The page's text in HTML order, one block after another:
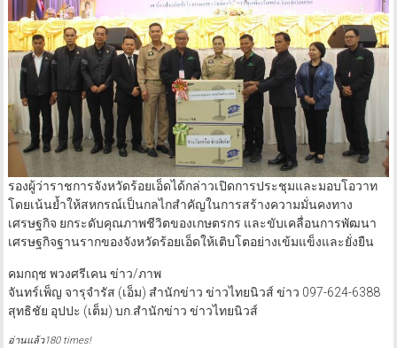
รองผู้ว่าราชการจังหวัดร้อยเอ็ดได้กล่าวเปิดการประชุมและมอบโอวาท
โดยเน้นย้ำให้สหกรณ์เป็นกลไกสำคัญในการสร้างความมั่นคงทาง
เศรษฐกิจ ยกระดับคุณภาพชีวิตของเกษตรกร และขับเคลื่อนการพัฒนา
เศรษฐกิจฐานรากของจังหวัดร้อยเอ็ดให้เติบโตอย่างเข้มแข็งและยั่งยืน
คมกฤช พวงศรีเคน ข่าว/ภาพ
จันทร์เพ็ญ จารุจำรัส (เอ็ม) สำนักข่าว ข่าวไทยนิวส์ ข่าว 097-624-6388
สุทธิชัย อุปปะ (เต็ม) บก.สำนักข่าว ข่าวไทยนิวส์
อ่านแล้ว180 times!